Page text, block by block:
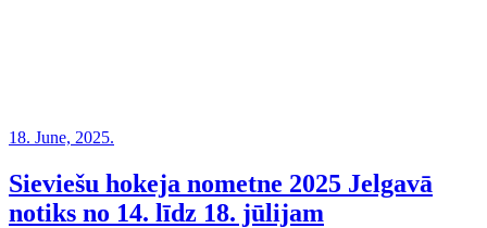
18. June, 2025.
Sieviešu hokeja nometne 2025 Jelgavā
notiks no 14. līdz 18. jūlijam